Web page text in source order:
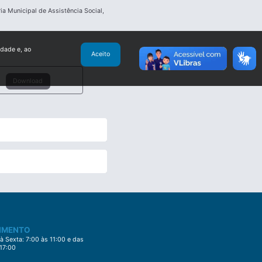
Municipal de Assistência Social,
Download
Sexta: 7:00 às 11:00 e das
e, ao
Aceito